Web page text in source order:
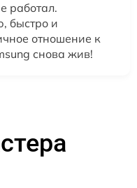
работал.
быстро и
отношение к
снова жив!